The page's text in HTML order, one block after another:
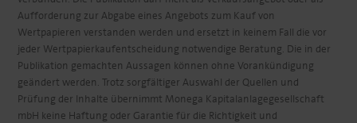
Aufforderung zur Abgabe eines Angebots zum Kauf von
Wertpapieren verstanden werden und ersetzt in keinem Fall die vor
jeder Wertpapierkaufentscheidung notwendige Beratung. Die in der
Publikation gemachten Aussagen können ohne Vorankündigung
geändert werden. Trotz sorgfältiger Auswahl der Quellen und
Prüfung der Inhalte übernimmt Monega Kapitalanlagegesellschaft
mbH keine Haftung oder Garantie für die Richtigkeit und